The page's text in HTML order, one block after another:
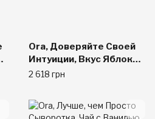
Ora, Доверяйте Своей
Интуиции, Вкус Яблока и
Малины, 7,9 унций (225
2 618 грн